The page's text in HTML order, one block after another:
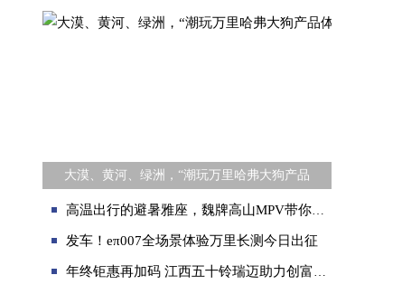
大漠、黄河、绿洲，“潮玩万里哈弗大狗产品
高温出行的避暑雅座，魏牌高山MPV带你畅享缤纷夏日
发车！eπ007全场景体验万里长测今日出征
年终钜惠再加码 江西五十铃瑞迈助力创富第一步